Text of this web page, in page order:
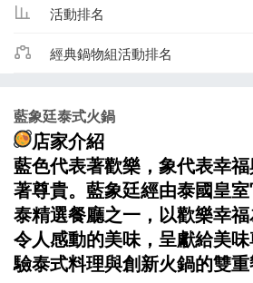
活動排名
經典鍋物組活動排名
藍象廷泰式火鍋
店家介紹
藍色代表著歡樂，象代表幸
著尊貴。藍象廷經由泰國皇
泰精選餐廳之一，以歡樂幸
令人感動的美味，呈獻給美
驗泰式料理與創新火鍋的雙重